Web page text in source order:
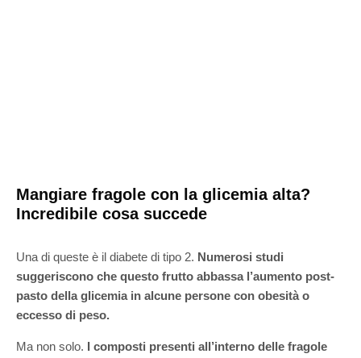
Mangiare fragole con la glicemia alta?
Incredibile cosa succede
Una di queste è il diabete di tipo 2. Numerosi studi
suggeriscono che questo frutto abbassa l’aumento post-
pasto della glicemia in alcune persone con obesità o
eccesso di peso.
Ma non solo. I composti presenti all’interno delle fragole